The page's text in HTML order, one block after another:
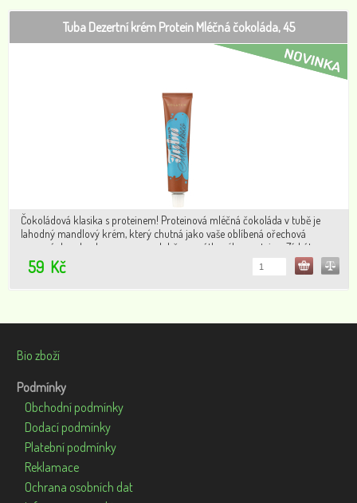
Tuba Dezertní krém Protein Mléčná čokoláda, 45
Čokoládová klasika s proteinem! Proteinová mléčná čokoláda v tubě je
lahodný mandlový krém, který chutná jako vaše oblíbená ořechová
pomazánka, ale s bonusem v podobě syrovátkového proteinu. Získáte
zdravou svačinku plnou bílkovin do kaše, jogurtu..
59 Kč
Bio zboží
Podmínky
Obchodní podmínky
Dodací podmínky
Platební podmínky
Reklamace
Ochrana osobních dat